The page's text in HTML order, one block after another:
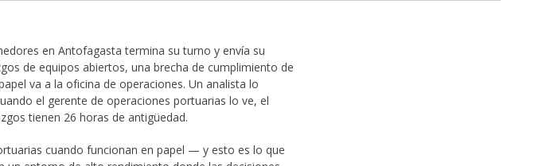
en Antofagasta termina su turno y envía su
de equipos abiertos, una brecha de cumplimiento de
va a la oficina de operaciones. Un analista lo
el gerente de operaciones portuarias lo ve, el
tienen 26 horas de antigüedad.
cuando funcionan en papel — y esto es lo que